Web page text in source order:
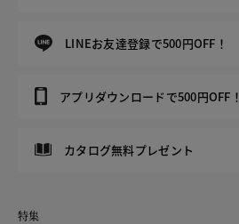
LINEお友達登録で500円OFF！
アプリダウンロードで500円OFF！
カタログ無料プレゼント
特集